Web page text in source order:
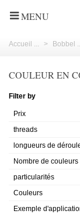
MENU
Accueil ... > Bobbel
COULEUR EN
Filter by
Prix
threads
longueurs de
Nombre de couleurs
particularités
Couleurs
Exemple